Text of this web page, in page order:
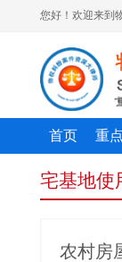
您好！欢迎来到
首页 重
宅基地使
农村房